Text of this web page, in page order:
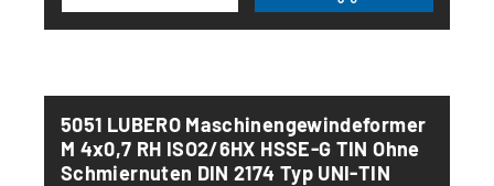
5051 LUBERO Maschinengewindeformer
M 4x0,7 RH ISO2/6HX HSSE-G TIN Ohne
Schmiernuten DIN 2174 Typ UNI-TIN